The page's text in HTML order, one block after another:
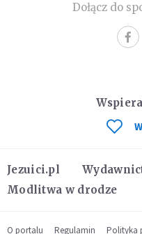
Dołącz do
Jezuici.pl
Modlitwa w drodze
O portalu Regulamin Polityka